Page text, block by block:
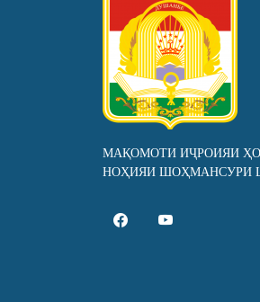
МАҚОМОТИ ИҶРОИЯИ
НОҲИЯИ ШОҲМАНСУРИ